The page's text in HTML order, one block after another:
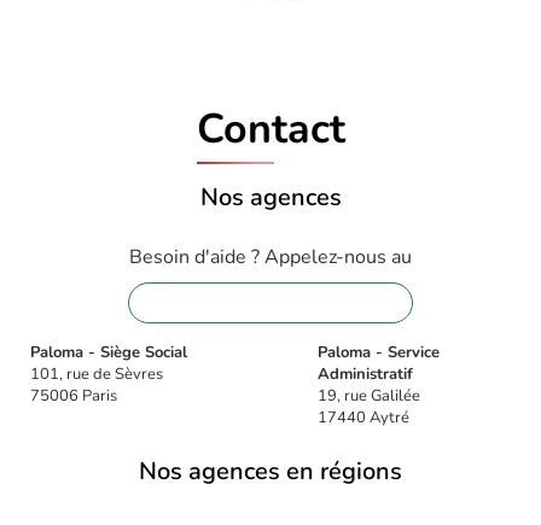
Contact
Nos agences
Besoin d'aide ? Appelez-nous au
Paloma - Siège Social
101, rue de Sèvres
75006 Paris
Paloma - Service
Administratif
19, rue Galilée
17440 Aytré
Nos agences en régions